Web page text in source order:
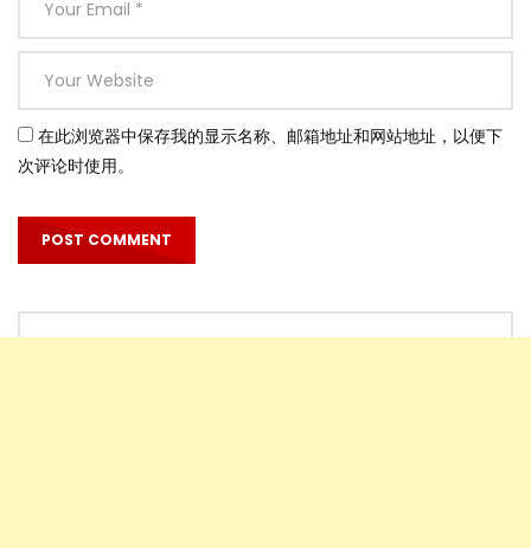
在此浏览器中保存我的显示名称、邮箱地址和网站地址，以便下
次评论时使用。